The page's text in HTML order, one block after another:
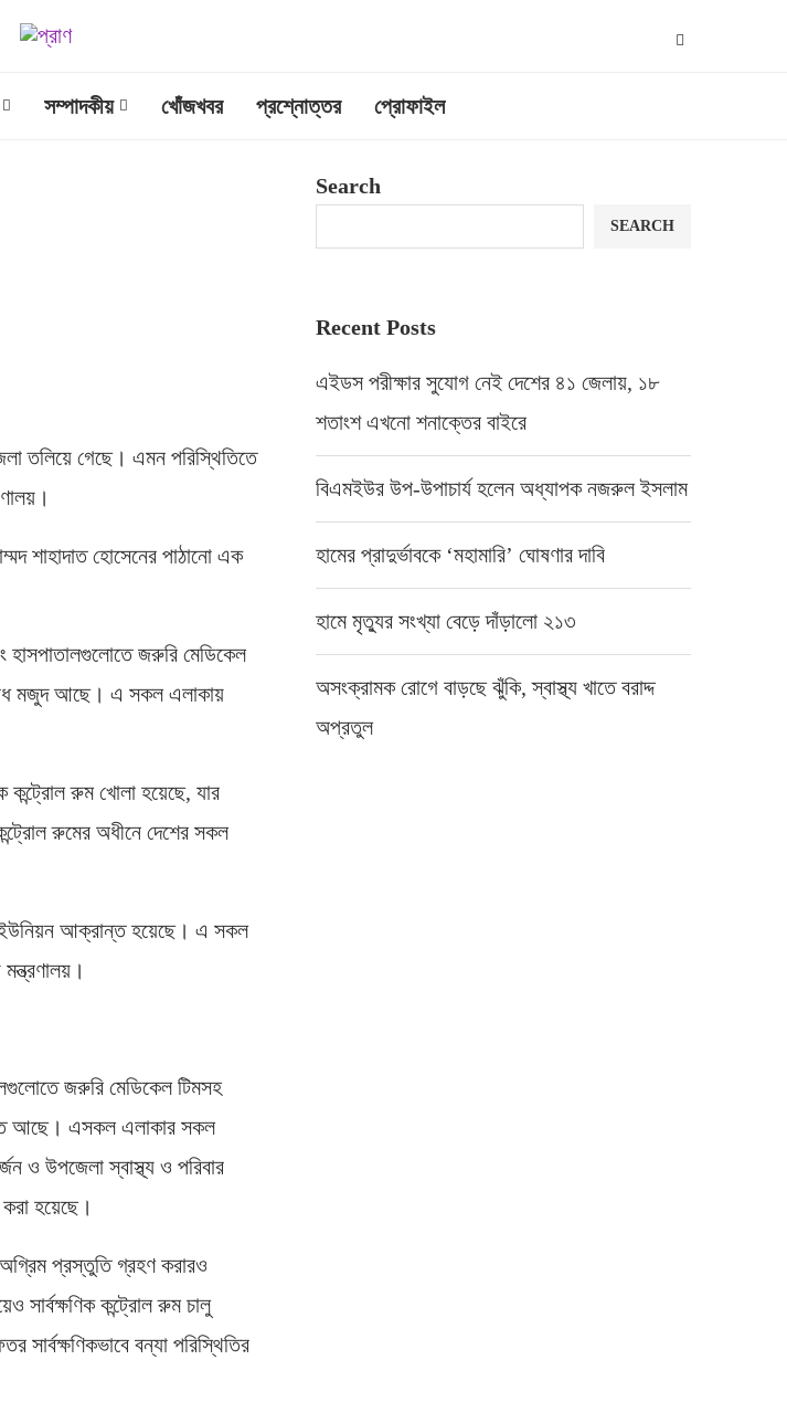
সম্পাদকীয় খোঁজখবর প্রশ্নোত্তর প্রোফাইল
তলিয়ে গেছে। এমন পরিস্থিতিতে
শাহাদাত হোসেনের পাঠানো এক
হাসপাতালগুলোতে জরুরি মেডিকেল
মজুদ আছে। এ সকল এলাকায়
কন্ট্রোল রুম খোলা হয়েছে, যার
রুমের অধীনে দেশের সকল
ইউনিয়ন আক্রান্ত হয়েছে। এ সকল
জরুরি মেডিকেল টিমসহ
আছে। এসকল এলাকার সকল
ও উপজেলা স্বাস্থ্য ও পরিবার
হয়েছে।
অগ্রিম প্রস্তুতি গ্রহণ করারও
সার্বক্ষণিক কন্ট্রোল রুম চালু
সার্বক্ষণিকভাবে বন্যা পরিস্থিতির
Search
SEARCH
Recent Posts
এইডস পরীক্ষার সুযোগ নেই দেশের ৪১ জেলায়, ১৮
শতাংশ এখনো শনাক্তের বাইরে
বিএমইউর উপ-উপাচার্য হলেন অধ্যাপক নজরুল ইসলাম
হামের প্রাদুর্ভাবকে ‘মহামারি’ ঘোষণার দাবি
হামে মৃত্যুর সংখ্যা বেড়ে দাঁড়ালো ২১৩
অসংক্রামক রোগে বাড়ছে ঝুঁকি, স্বাস্থ্য খাতে বরাদ্দ
অপ্রতুল